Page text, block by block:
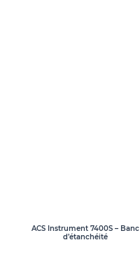
ACS Instrument 7400S – Banc
d’étanchéité